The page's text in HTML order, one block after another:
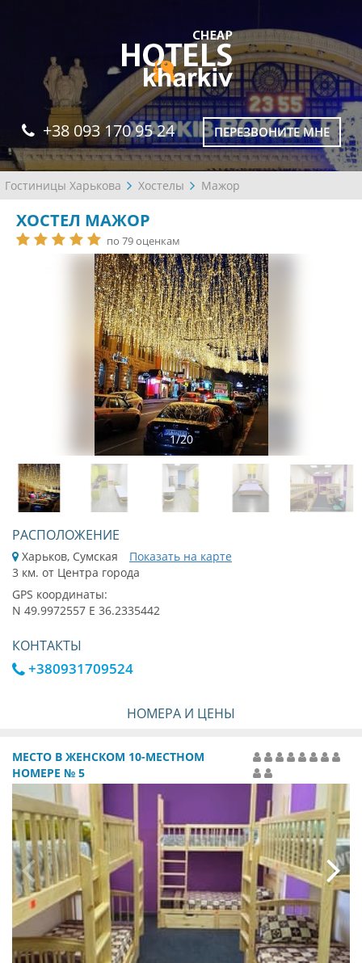
+38 093 170 95 24 ПЕРЕЗВОНИТЕ МНЕ
Гостиницы Харькова Хостелы Мажор
ХОСТЕЛ МАЖОР
по 79 оценкам
1/20
РАСПОЛОЖЕНИЕ
Харьков, Сумская
Показать на карте
3 км. от Центра города
GPS координаты:
N 49.9972557 E 36.2335442
КОНТАКТЫ
+380931709524
НОМЕРА И ЦЕНЫ
МЕСТО В ЖЕНСКОМ 10-МЕСТНОМ
НОМЕРЕ № 5